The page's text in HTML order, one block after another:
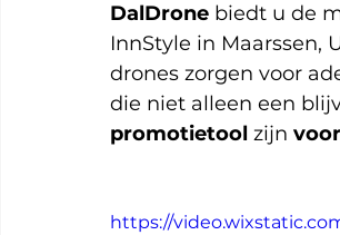
DalDrone biedt u de
InnStyle in Maarssen,
drones zorgen voor
die niet alleen een
promotietool zijn
https://